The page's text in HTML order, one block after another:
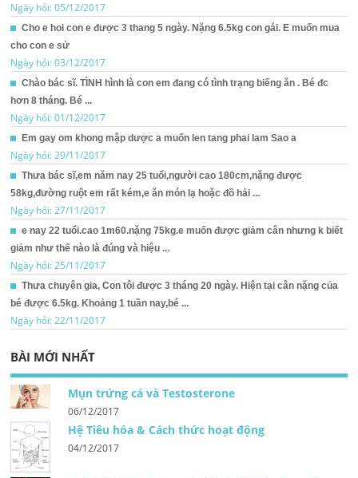
Ngày hỏi: 05/12/2017
Cho e hoi con e được 3 thang 5 ngày. Nặng 6.5kg con gái. E muốn mua
cho con e sử
Ngày hỏi: 03/12/2017
Chào bác sĩ. TÌNH hình là con em đang có tình trạng biếng ăn . Bé đc
hơn 8 tháng. Bé ...
Ngày hỏi: 01/12/2017
Em gay om khong mập dược a muốn len tang phai lam Sao a
Ngày hỏi: 29/11/2017
Thưa bác sĩ,em năm nay 25 tuổi,người cao 180cm,nặng được
58kg,đường ruột em rất kém,e ăn món lạ hoặc đồ hải ...
Ngày hỏi: 27/11/2017
e nay 22 tuổi.cao 1m60.nặng 75kg.e muốn được giảm cân nhưng k biết
giảm như thế nào là đúng và hiệu ...
Ngày hỏi: 25/11/2017
Thưa chuyên gia, Con tôi được 3 tháng 20 ngày. Hiện tại cân nặng của
bé được 6.5kg. Khoảng 1 tuần nay,bé ...
Ngày hỏi: 22/11/2017
BÀI MỚI NHẤT
Mụn trứng cá và Testosterone
06/12/2017
Hệ Tiêu hóa & Cách thức hoạt động
04/12/2017